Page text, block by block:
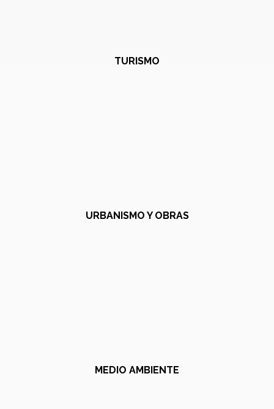
TURISMO
URBANISMO Y OBRAS
MEDIO AMBIENTE